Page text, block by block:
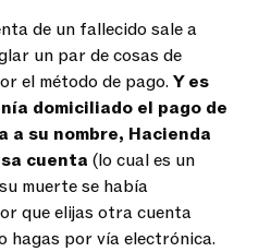
de un fallecido sale a
un par de cosas de
el método de pago. Y es
domiciliado el pago de
a su nombre, Hacienda
cuenta (lo cual es un
muerte se había
que elijas otra cuenta
hagas por vía electrónica.